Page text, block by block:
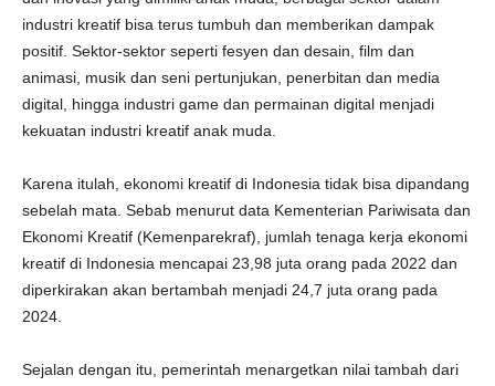
industri kreatif bisa terus tumbuh dan memberikan dampak
positif. Sektor-sektor seperti fesyen dan desain, film dan
animasi, musik dan seni pertunjukan, penerbitan dan media
digital, hingga industri game dan permainan digital menjadi
kekuatan industri kreatif anak muda.
Karena itulah, ekonomi kreatif di Indonesia tidak bisa dipandang
sebelah mata. Sebab menurut data Kementerian Pariwisata dan
Ekonomi Kreatif (Kemenparekraf), jumlah tenaga kerja ekonomi
kreatif di Indonesia mencapai 23,98 juta orang pada 2022 dan
diperkirakan akan bertambah menjadi 24,7 juta orang pada
2024.
Sejalan dengan itu, pemerintah menargetkan nilai tambah dari